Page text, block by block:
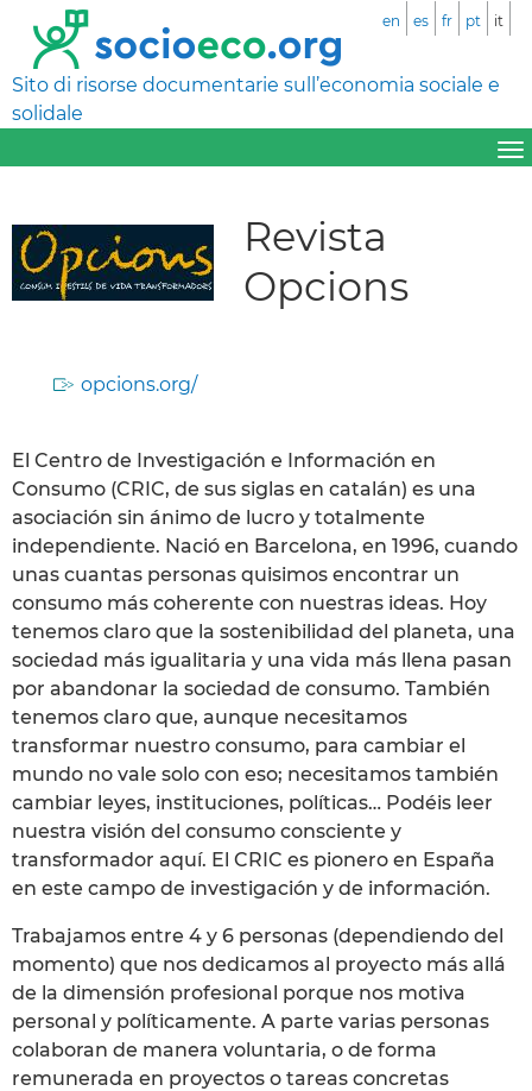
Sito di risorse documentarie sull’economia sociale e
solidale
en es fr pt it
Revista
Opcions
opcions.org/
El Centro de Investigación e Información en
Consumo (CRIC, de sus siglas en catalán) es una
asociación sin ánimo de lucro y totalmente
independiente. Nació en Barcelona, en 1996, cuando
unas cuantas personas quisimos encontrar un
consumo más coherente con nuestras ideas. Hoy
tenemos claro que la sostenibilidad del planeta, una
sociedad más igualitaria y una vida más llena pasan
por abandonar la sociedad de consumo. También
tenemos claro que, aunque necesitamos
transformar nuestro consumo, para cambiar el
mundo no vale solo con eso; necesitamos también
cambiar leyes, instituciones, políticas… Podéis leer
nuestra visión del consumo consciente y
transformador aquí. El CRIC es pionero en España
en este campo de investigación y de información.
Trabajamos entre 4 y 6 personas (dependiendo del
momento) que nos dedicamos al proyecto más allá
de la dimensión profesional porque nos motiva
personal y políticamente. A parte varias personas
colaboran de manera voluntaria, o de forma
remunerada en proyectos o tareas concretas